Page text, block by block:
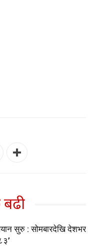
सुरु : सोमबारदेखि देशभर